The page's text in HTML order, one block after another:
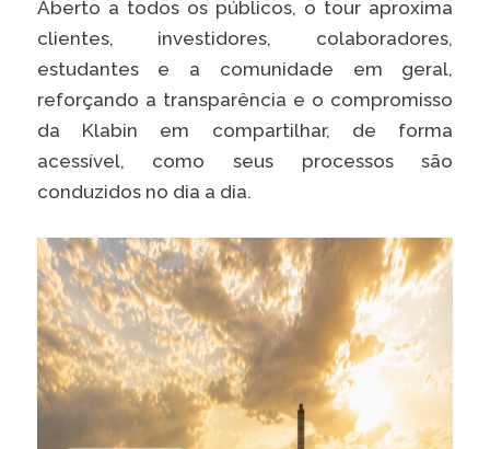
Aberto a todos os públicos, o tour aproxima
clientes, investidores, colaboradores,
estudantes e a comunidade em geral,
reforçando a transparência e o compromisso
da Klabin em compartilhar, de forma
acessível, como seus processos são
conduzidos no dia a dia.